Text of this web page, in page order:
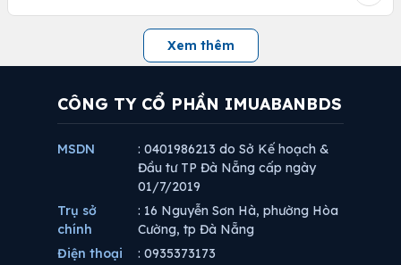
Xem thêm
CÔNG TY CỔ PHẦN IMUABANBDS
MSDN
: 0401986213 do Sở Kế hoạch &
Đầu tư TP Đà Nẵng cấp ngày
01/7/2019
Trụ sở
chính
: 16 Nguyễn Sơn Hà, phường Hòa
Cường, tp Đà Nẵng
Điện thoại
: 0935373173